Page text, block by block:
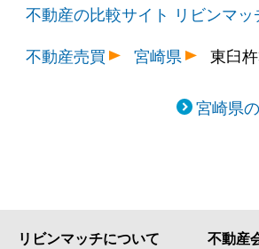
不動産の比較サイト リビンマッ
不動産売買
宮崎県 東臼
宮崎県
リビンマッチについて 不動産